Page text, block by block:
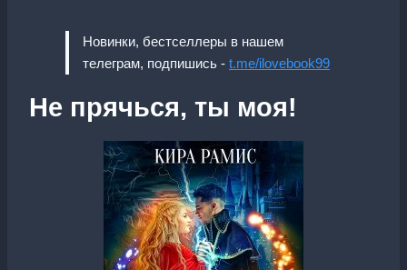
Новинки, бестселлеры в нашем
телеграм, подпишись - t.me/ilovebook99
Не прячься, ты моя!